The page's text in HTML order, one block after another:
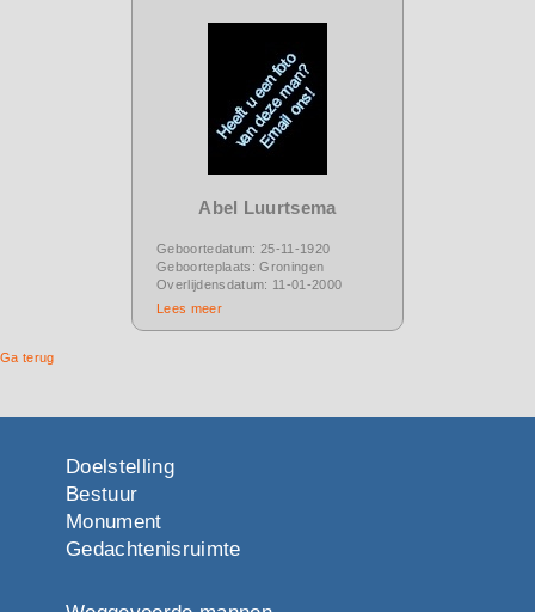
Abel Luurtsema
Geboortedatum: 25-11-1920
Geboorteplaats: Groningen
Overlijdensdatum: 11-01-2000
Lees meer
Ga terug
Doelstelling
Bestuur
Monument
Gedachtenisruimte